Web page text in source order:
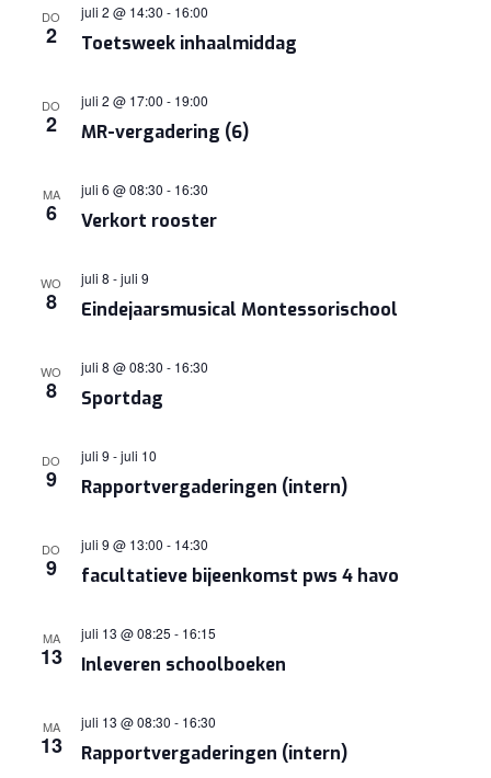
DO
2 Toetsweek inhaalmiddag
juli 2 @ 14:30 - 16:00
DO
2 MR-vergadering (6)
juli 2 @ 17:00 - 19:00
MA
6 Verkort rooster
juli 6 @ 08:30 - 16:30
WO
8 Eindejaarsmusical Montessorischool
juli 8 -juli 9
WO
8 Sportdag
juli 8 @ 08:30 - 16:30
DO
9 Rapportvergaderingen (intern)
juli 9 -juli 10
DO
9 facultatieve bijeenkomst pws 4 havo
juli 9 @ 13:00 - 14:30
MA
13 Inleveren schoolboeken
juli 13 @ 08:25 - 16:15
MA
13 Rapportvergaderingen (intern)
juli 13 @ 08:30 - 16:30